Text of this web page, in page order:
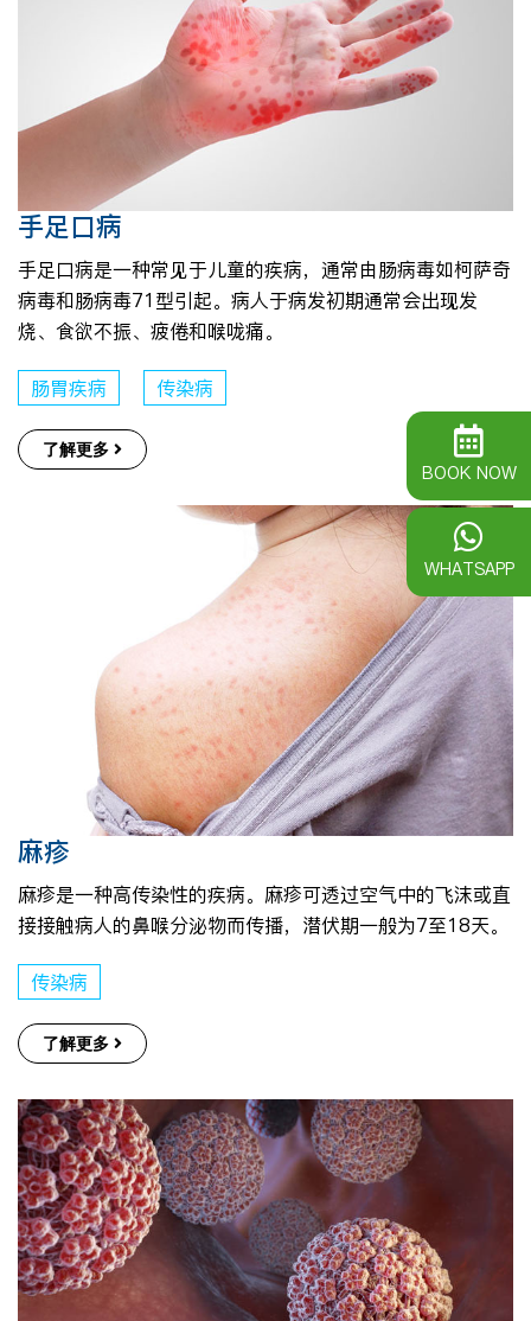
手足口病
手足口病是一种常见于儿童的疾病，通常由肠病毒如柯萨奇
病毒和肠病毒71型引起。病人于病发初期通常会出现发
烧、食欲不振、疲倦和喉咙痛。
肠胃疾病 传染病
了解更多
麻疹
麻疹是一种高传染性的疾病。麻疹可透过空气中的飞沫或直
接接触病人的鼻喉分泌物而传播，潜伏期一般为7至18天。
传染病
了解更多
BOOK NOW
WHATSAPP